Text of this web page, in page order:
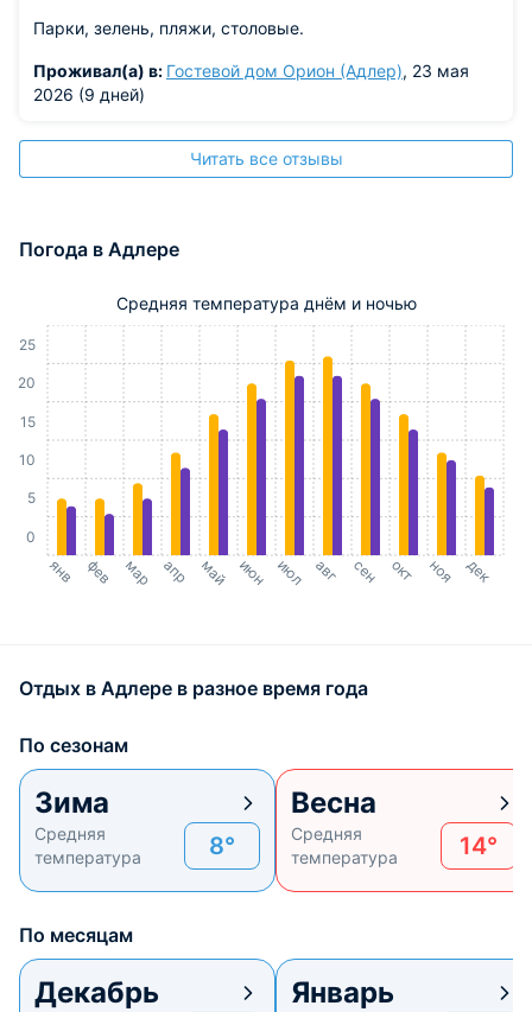
проведению здесь Олимпиады, жд.вокзал отстроили
только красивым, но и очень удобным. Мне не
пришлось нигде нести чемодан в руках, благодаря
самому поезду...
Парки, зелень, пляжи, столовые.
Проживал(а) в: Гостевой дом Орион (Адлер), 23 мая
2026 (9 дней)
Читать все отзывы
Погода в Адлере
Средняя температура днём и ночью
янв фев мар апр май июн июл авг сен окт ноя дек
0
5
10
15
20
25
Отдых в Адлере в разное время года
По сезонам
Зима
Средняя
температура
8°
Весна
Средняя
температура
14°
По месяцам
Декабрь Январь